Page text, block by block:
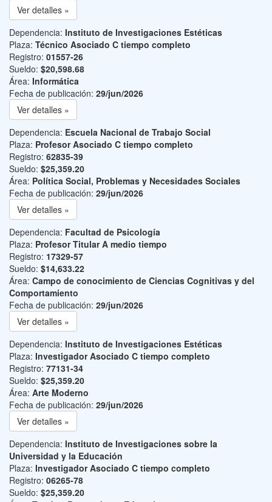
Ver detalles »
Dependencia: Instituto de Investigaciones Estéticas
Plaza: Técnico Asociado C tiempo completo
Registro: 01557-26
Sueldo: $20,598.68
Área: Informática
Fecha de publicación: 29/jun/2026
Ver detalles »
Dependencia: Escuela Nacional de Trabajo Social
Plaza: Profesor Asociado C tiempo completo
Registro: 62835-39
Sueldo: $25,359.20
Área: Política Social, Problemas y Necesidades Sociales
Fecha de publicación: 29/jun/2026
Ver detalles »
Dependencia: Facultad de Psicología
Plaza: Profesor Titular A medio tiempo
Registro: 17329-57
Sueldo: $14,633.22
Área: Campo de conocimiento de Ciencias Cognitivas y del
Comportamiento
Fecha de publicación: 29/jun/2026
Ver detalles »
Dependencia: Instituto de Investigaciones Estéticas
Plaza: Investigador Asociado C tiempo completo
Registro: 77131-34
Sueldo: $25,359.20
Área: Arte Moderno
Fecha de publicación: 29/jun/2026
Ver detalles »
Dependencia: Instituto de Investigaciones sobre la
Universidad y la Educación
Plaza: Investigador Asociado C tiempo completo
Registro: 06265-78
Sueldo: $25,359.20